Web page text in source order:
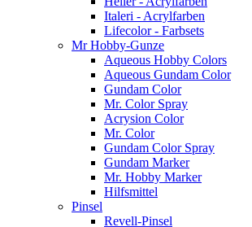
Italeri - Acrylfarben
Lifecolor - Farbsets
Mr Hobby-Gunze
Aqueous Hobby Colors
Aqueous Gundam Color
Gundam Color
Mr. Color Spray
Acrysion Color
Mr. Color
Gundam Color Spray
Gundam Marker
Mr. Hobby Marker
Hilfsmittel
Pinsel
Revell-Pinsel